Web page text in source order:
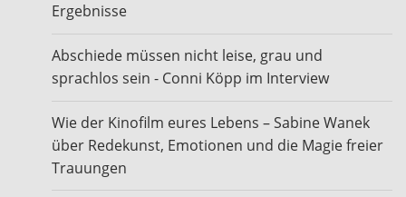
Ergebnisse
Abschiede müssen nicht leise, grau und
sprachlos sein - Conni Köpp im Interview
Wie der Kinofilm eures Lebens – Sabine Wanek
über Redekunst, Emotionen und die Magie freier
Trauungen